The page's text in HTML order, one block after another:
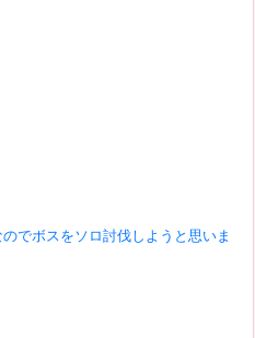
でボスをソロ討伐しようと思いま